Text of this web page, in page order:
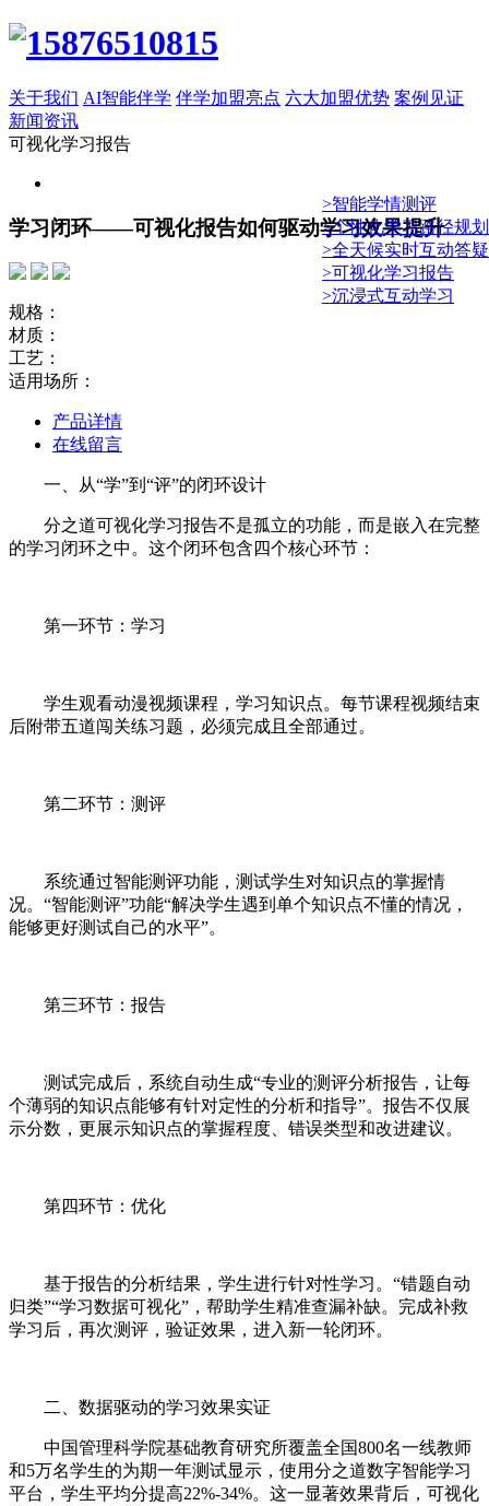
关于我们 AI智能伴学 伴学加盟亮点 六大加盟优势 案例见证
新闻资讯
可视化学习报告
>智能学情测评
>个性化学习路径规划
>全天候实时互动答疑
>可视化学习报告
>沉浸式互动学习
学习闭环——可视化报告如何驱动学习效果提升
规格：
材质：
工艺：
适用场所：
产品详情
在线留言
一、从“学”到“评”的闭环设计
分之道可视化学习报告不是孤立的功能，而是嵌入在完整
的学习闭环之中。这个闭环包含四个核心环节：
第一环节：学习
学生观看动漫视频课程，学习知识点。每节课程视频结束
后附带五道闯关练习题，必须完成且全部通过。
第二环节：测评
系统通过智能测评功能，测试学生对知识点的掌握情
况。“智能测评”功能“解决学生遇到单个知识点不懂的情况，
能够更好测试自己的水平”。
第三环节：报告
测试完成后，系统自动生成“专业的测评分析报告，让每
个薄弱的知识点能够有针对定性的分析和指导”。报告不仅展
示分数，更展示知识点的掌握程度、错误类型和改进建议。
第四环节：优化
基于报告的分析结果，学生进行针对性学习。“错题自动
归类”“学习数据可视化”，帮助学生精准查漏补缺。完成补救
学习后，再次测评，验证效果，进入新一轮闭环。
二、数据驱动的学习效果实证
中国管理科学院基础教育研究所覆盖全国800名一线教师
和5万名学生的为期一年测试显示，使用分之道数字智能学习
平台，学生平均分提高22%-34%。这一显著效果背后，可视化